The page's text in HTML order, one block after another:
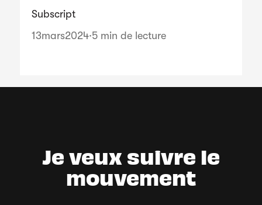
Subscript
13mars2024·5 min de lecture
Je veux suivre le
mouvement